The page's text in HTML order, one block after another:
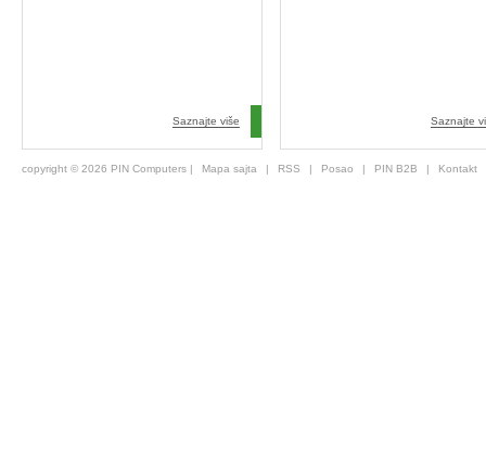
Saznajte više Saznajte
copyright © 2026 PIN Computers | Mapa sajta | RSS | Posao | PIN B2B | Kontakt